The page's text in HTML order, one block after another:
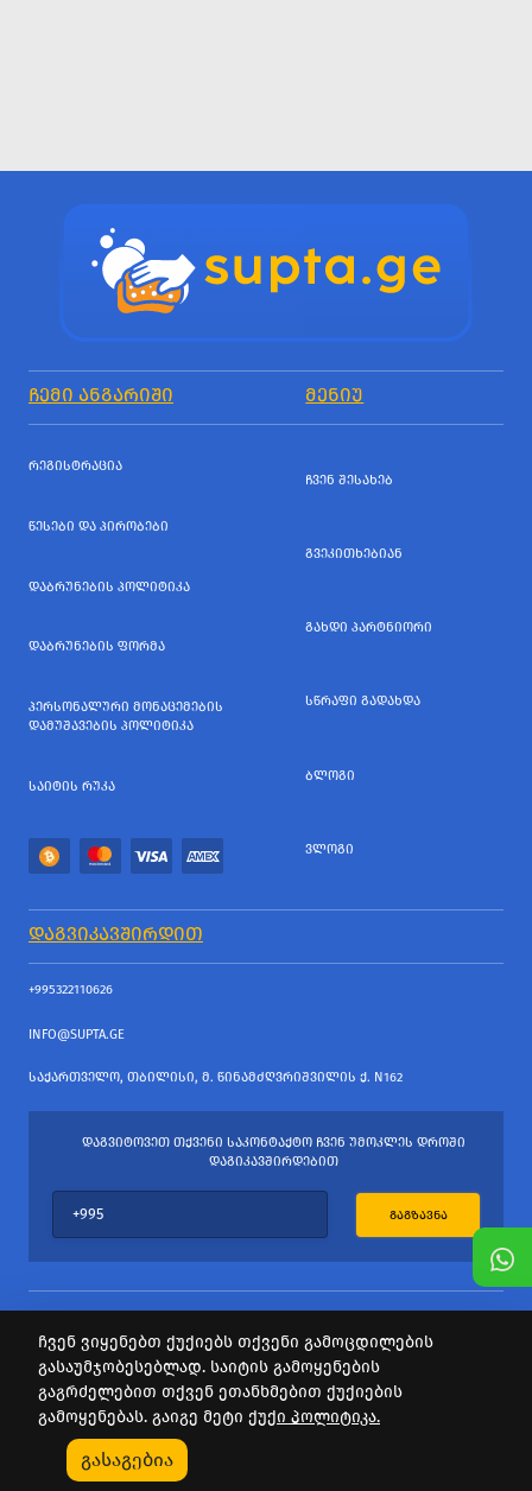
Კატეგორიები Აქციები
ᲩᲔᲛᲘ ᲐᲜᲒᲐᲠᲘᲨᲘ ᲛᲔᲜᲘᲣ
ᲠᲔᲒᲘᲡᲢᲠᲐᲪᲘᲐ
ᲬᲔᲡᲔᲑᲘ ᲓᲐ ᲞᲘᲠᲝᲑᲔᲑᲘ
ᲓᲐᲑᲠᲣᲜᲔᲑᲘᲡ ᲞᲝᲚᲘᲢᲘᲙᲐ
ᲓᲐᲑᲠᲣᲜᲔᲑᲘᲡ ᲤᲝᲠᲛᲐ
ᲞᲔᲠᲡᲝᲜᲐᲚᲣᲠᲘ ᲛᲝᲜᲐᲪᲔᲛᲔᲑᲘᲡ
ᲓᲐᲛᲣᲨᲐᲕᲔᲑᲘᲡ ᲞᲝᲚᲘᲢᲘᲙᲐ
ᲡᲐᲘᲢᲘᲡ ᲠᲣᲙᲐ
ᲩᲕᲔᲜ ᲨᲔᲡᲐᲮᲔᲑ
ᲒᲕᲔᲙᲘᲗᲮᲔᲑᲘᲐᲜ
ᲒᲐᲮᲓᲘ ᲞᲐᲠᲢᲜᲘᲝᲠᲘ
ᲡᲬᲠᲐᲤᲘ ᲒᲐᲓᲐᲮᲓᲐ
ᲑᲚᲝᲒᲘ
ᲕᲚᲝᲒᲘ
ᲓᲐᲒᲕᲘᲙᲐᲕᲨᲘᲠᲓᲘᲗ
+995322110626
INFO@SUPTA.GE
ᲡᲐᲥᲐᲠᲗᲕᲔᲚᲝ, ᲗᲑᲘᲚᲘᲡᲘ, Მ. ᲬᲘᲜᲐᲛᲫᲦᲕᲠᲘᲨᲕᲘᲚᲘᲡ Ქ. N162
ᲓᲐᲒᲕᲘᲢᲝᲕᲔᲗ ᲗᲥᲕᲔᲜᲘ ᲡᲐᲙᲝᲜᲢᲐᲥᲢᲝ ᲩᲕᲔᲜ ᲣᲛᲝᲙᲚᲔᲡ ᲓᲠᲝᲨᲘ
ᲓᲐᲒᲘᲙᲐᲕᲨᲘᲠᲓᲔᲑᲘᲗ
ᲒᲐᲒᲖᲐᲕᲜᲐ
ყველა უფლება დაცულია
საიტის პროვაიდერი Webdoors.ge
ჩვენ ვიყენებთ ქუქიებს თქვენი გამოცდილების
გასაუმჯობესებლად. საიტის გამოყენების
გაგრძელებით თქვენ ეთანხმებით ქუქიების
გამოყენებას. გაიგე მეტი ქუქი პოლიტიკა.
გასაგებია